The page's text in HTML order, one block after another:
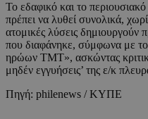
Το εδαφικό και το
πρέπει να λυθεί συνολικά,
ατομικές λύσεις δημιουργούν
που διαφάνηκε, σύμφωνα με
ηρώων ΤΜΤ», ασκώντας
μηδέν εγγυήσεις’ της ε/κ
Πηγή: philenews / ΚΥΠΕ